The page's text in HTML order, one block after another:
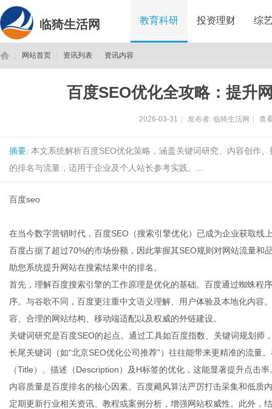
临猗生活网 教育科研 投资理财 综
网站首页 资讯列表 资讯内容
百度SEO优化全攻略：提升
2026-03-31 发布者: 临猗生活网 查
摘要: 本文系统解析百度SEO优化策略，涵盖关键词研究、内容创作
的排名与流量，适用于企业及个人站长参考实践。...
百度seo
在当今数字营销时代，百度SEO（搜索引擎优化）已成为企业获取
百度占据了超过70%的市场份额，因此掌握其SEO规则对网站流量
助您系统提升网站在搜索结果中的排名。
首先，理解百度搜索引擎的工作原理是优化的基础。百度通过蜘蛛程
序。与谷歌不同，百度更注重中文语义理解、用户体验及本地化内容
容、合理的网站结构、移动端适配以及权威的外链建设。
关键词研究是百度SEO的起点。通过工具如百度指数、关键词规划
长尾关键词（如“北京SEO优化公司推荐”）往往能带来更精准的流量
（Title）、描述（Description）及H标签的优化，这能显著提升点击率
内容质量是百度排名的核心因素。百度飓风算法严厉打击采集和低质
定期更新行业相关资讯、教程或案例分析，增强网站权威性。此外，